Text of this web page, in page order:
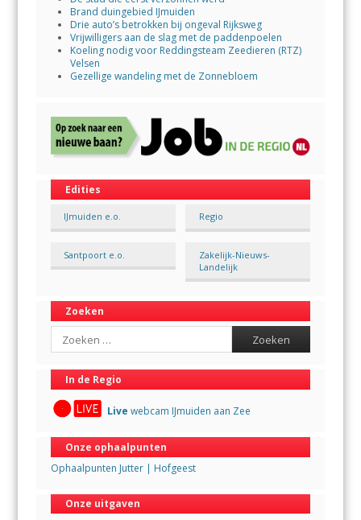
Brand duingebied IJmuiden
Drie auto’s betrokken bij ongeval Rijksweg
Vrijwilligers aan de slag met de paddenpoelen
Koeling nodig voor Reddingsteam Zeedieren (RTZ)
Velsen
Gezellige wandeling met de Zonnebloem
Edities
IJmuiden e.o. Regio
Santpoort e.o.
Zakelijk-Nieuws-
Landelijk
Zoeken
Search
In de Regio
Live webcam IJmuiden aan Zee
Onze ophaalpunten
Ophaalpunten Jutter | Hofgeest
Onze uitgaven